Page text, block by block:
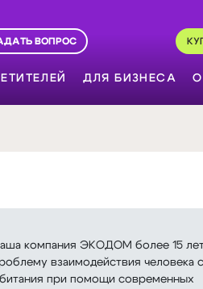
ВОПРОС
ДЛЯ БИЗНЕСА
компания ЭКОДОМ более 15
взаимодействия человека
при помощи современных